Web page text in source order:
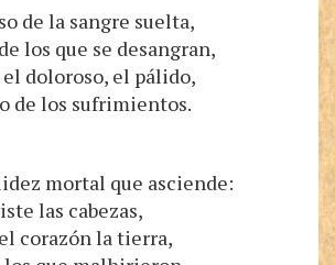
de la sangre suelta,
los que se desangran,
doloroso, el pálido,
de los sufrimientos.
mortal que asciende:
las cabezas,
corazón la tierra,